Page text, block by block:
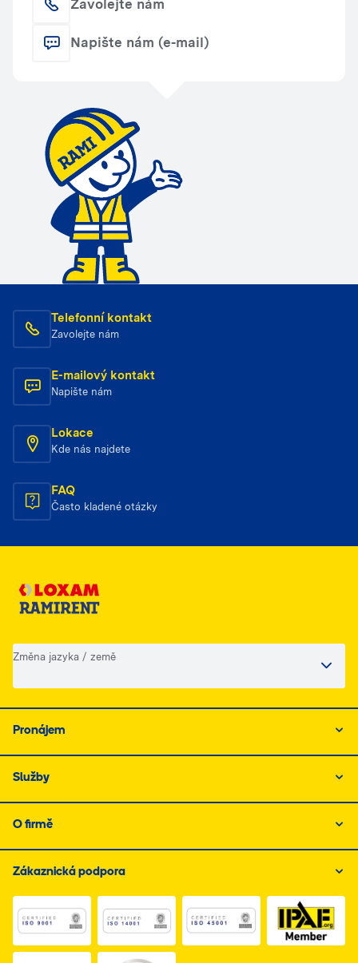
Zavolejte nám
Napište nám (e-mail)
Telefonní kontakt
Zavolejte nám
E-mailový kontakt
Napište nám
Lokace
Kde nás najdete
FAQ
Často kladené otázky
Změna jazyka / země
Pronájem
Služby
O firmě
Zákaznická podpora
Link do dokumentu PDF z certyfikatem ISO 1, otwiera
Link do dokumentu PDF z certyfikatem
Link do dokumentu